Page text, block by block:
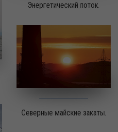
Энергетический поток.
Северные майские закаты.